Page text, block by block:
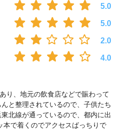
5.0
5.0
2.0
4.0
り、地元の飲食店などで賑わって
と整理されているので、子供たち
北線が通っているので、都内に出
本で着くのでアクセスばっちりで